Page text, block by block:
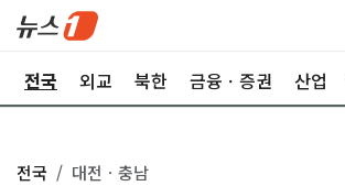
전국 외교 북한 금융ㆍ증권 산업
전국 대전ㆍ충남